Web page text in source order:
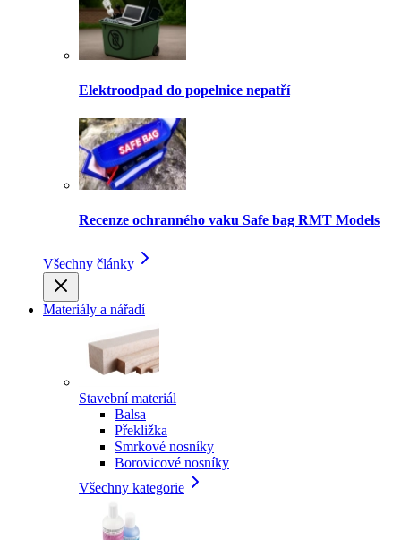
Elektroodpad do popelnice nepatří
Recenze ochranného vaku Safe bag RMT Models
Všechny články
Materiály a nářadí
Stavební materiál
Balsa
Překližka
Smrkové nosníky
Borovicové nosníky
Všechny kategorie